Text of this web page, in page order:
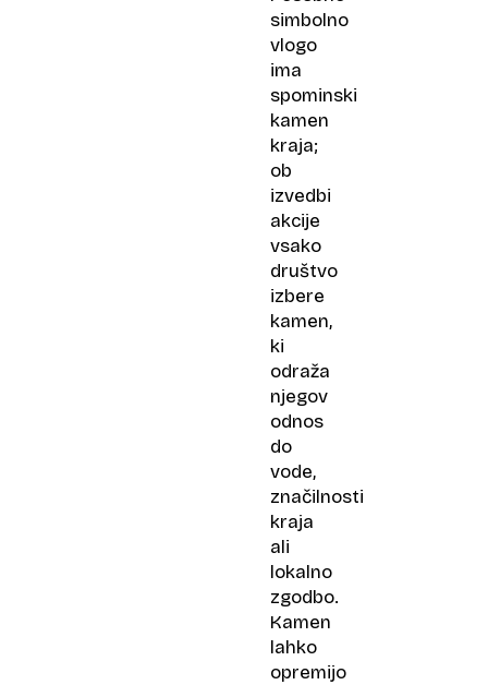
simbolno
vlogo
ima
spominski
kamen
kraja;
ob
izvedbi
akcije
vsako
društvo
izbere
kamen,
ki
odraža
njegov
odnos
do
vode,
značilnosti
kraja
ali
lokalno
zgodbo.
Kamen
lahko
opremijo